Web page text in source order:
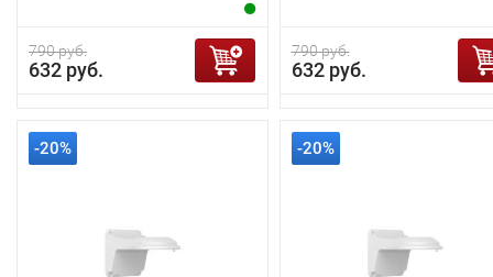
790 руб.
632 руб.
790 руб.
632 руб.
-20% -20%